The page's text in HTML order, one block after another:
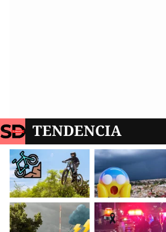
TENDENCIA